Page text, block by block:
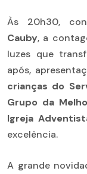
Às 20h30,
Cauby, a
luzes que
após,
crianças do
Grupo da
Igreja
excelência.
A grande